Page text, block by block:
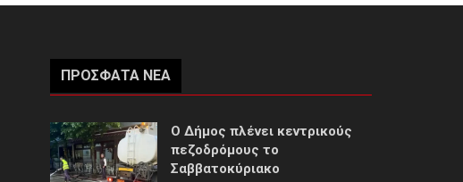
ΠΡΌΣΦΑΤΑ ΝΈΑ
Ο Δήμος πλένει κεντρικούς
πεζοδρόμους το
Σαββατοκύριακο